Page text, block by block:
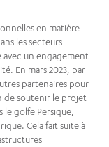
en matière
les secteurs
un engagement
En mars 2023, par
partenaires pour
de soutenir le projet
golfe Persique,
Cela fait suite à